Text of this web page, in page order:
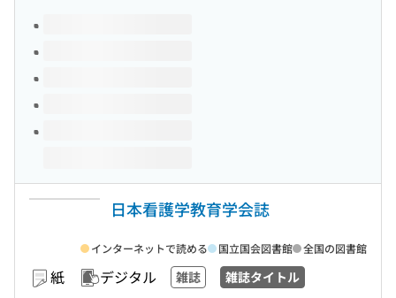
このタイトルの巻号
日本看護学教育学会誌
紙 デジタル 雑誌 雑誌タイトル
インターネットで読める 国立国会図書館 全国の図書館